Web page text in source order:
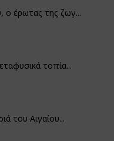
ο έρωτας της ζωγ...
τοπία...
του Αιγαίου...